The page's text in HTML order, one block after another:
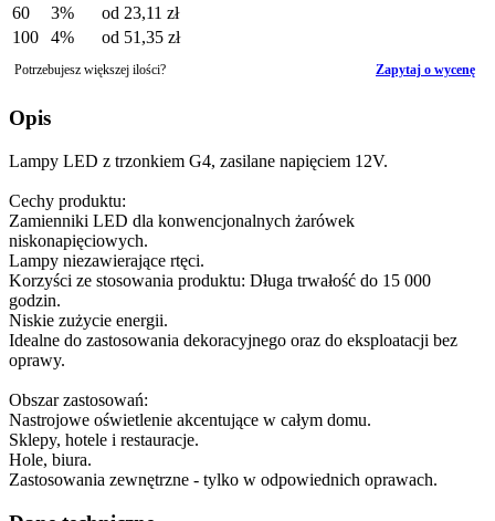
60 3% od 23,11 zł
100
4% od 51,35 zł
Potrzebujesz większej ilości? Zapytaj o wycenę
Opis
Lampy LED z trzonkiem G4, zasilane napięciem 12V.
Cechy produktu:
Zamienniki LED dla konwencjonalnych żarówek
niskonapięciowych.
Lampy niezawierające rtęci.
Korzyści ze stosowania produktu: Długa trwałość do 15 000
godzin.
Niskie zużycie energii.
Idealne do zastosowania dekoracyjnego oraz do eksploatacji bez
oprawy.
Obszar zastosowań:
Nastrojowe oświetlenie akcentujące w całym domu.
Sklepy, hotele i restauracje.
Hole, biura.
Zastosowania zewnętrzne - tylko w odpowiednich oprawach.